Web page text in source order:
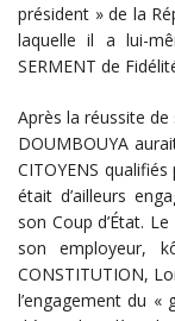
président » de la
laquelle il a lui-
SERMENT de
Après la réussite
DOUMBOUYA
CITOYENS
était d’ailleurs
son Coup d’État.
son employeur,
CONSTITUTION,
l’engagement du